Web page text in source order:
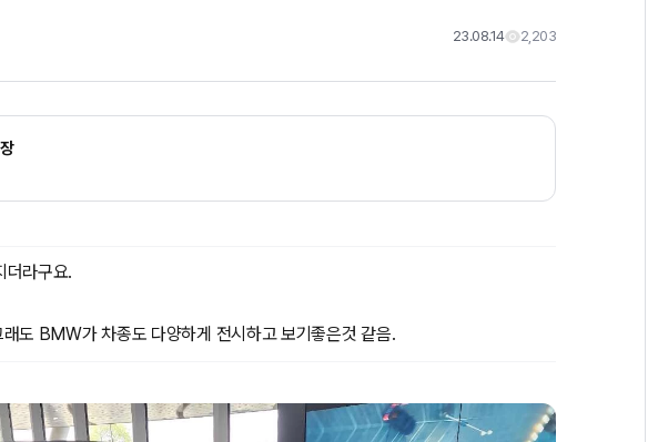
23.08.14 2,203
라구요.
도 BMW가 차종도 다양하게 전시하고 보기좋은것 같음.